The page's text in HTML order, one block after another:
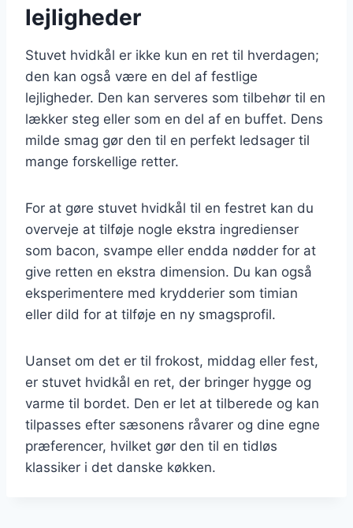
lejligheder
Stuvet hvidkål er ikke kun en ret til hverdagen;
den kan også være en del af festlige
lejligheder. Den kan serveres som tilbehør til en
lækker steg eller som en del af en buffet. Dens
milde smag gør den til en perfekt ledsager til
mange forskellige retter.
For at gøre stuvet hvidkål til en festret kan du
overveje at tilføje nogle ekstra ingredienser
som bacon, svampe eller endda nødder for at
give retten en ekstra dimension. Du kan også
eksperimentere med krydderier som timian
eller dild for at tilføje en ny smagsprofil.
Uanset om det er til frokost, middag eller fest,
er stuvet hvidkål en ret, der bringer hygge og
varme til bordet. Den er let at tilberede og kan
tilpasses efter sæsonens råvarer og dine egne
præferencer, hvilket gør den til en tidløs
klassiker i det danske køkken.